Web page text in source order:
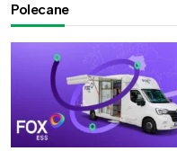
Polecane